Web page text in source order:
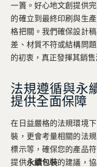
一簣。好心地文創提供
的確立到最終印刷與生
格把關。我們確保設計
差、材質不符或結構問
的初衷，真正發揮其銷售
法規遵循與永
提供全面保障
在日益嚴格的法規環境
裝，更會考量相關的法
標示等，確保您的產品
提供永續包裝的建議，